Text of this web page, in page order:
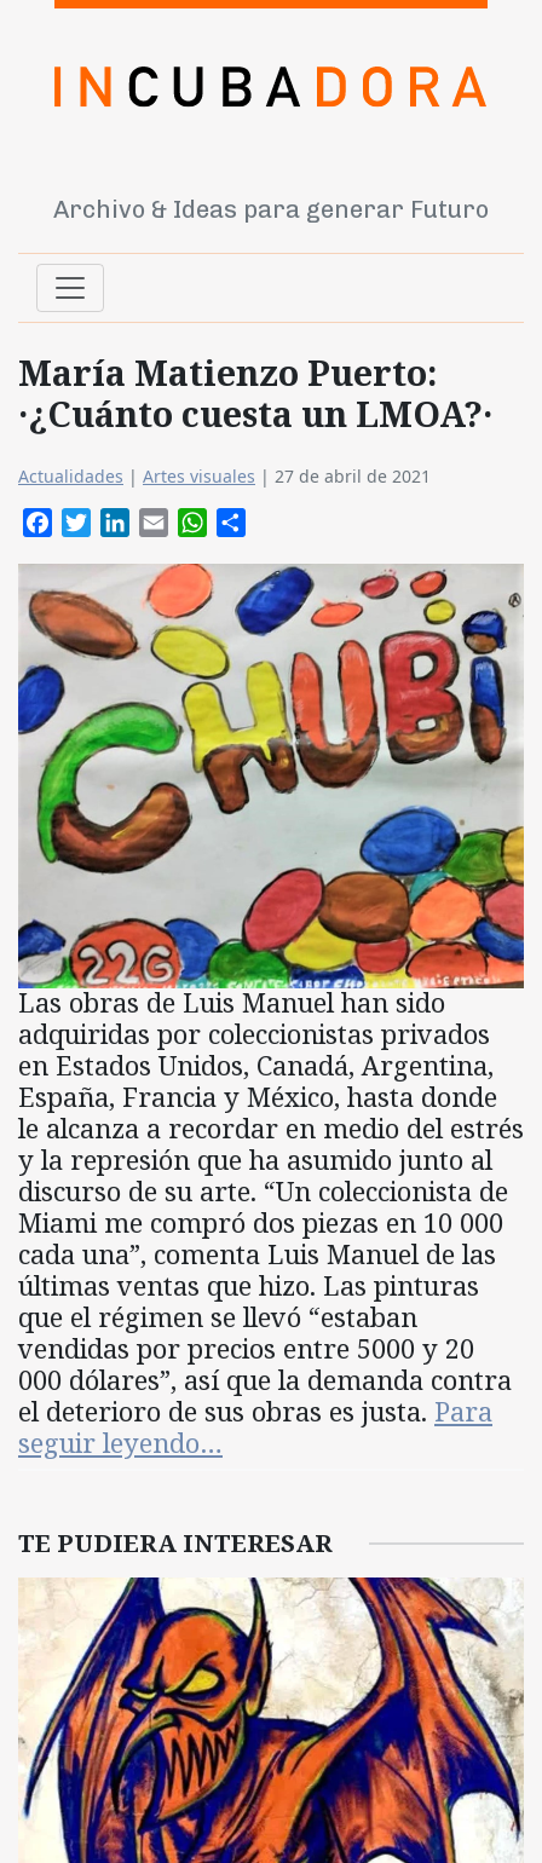
Archivo & Ideas para generar Futuro
María Matienzo Puerto:
·¿Cuánto cuesta un LMOA?·
Actualidades | Artes visuales | 27 de abril de 2021
FacebookTwitterLinkedIn
Email WhatsApp
Las obras de Luis Manuel han sido
adquiridas por coleccionistas privados
en Estados Unidos, Canadá, Argentina,
España, Francia y México, hasta donde
le alcanza a recordar en medio del estrés
y la represión que ha asumido junto al
discurso de su arte. “Un coleccionista de
Miami me compró dos piezas en 10 000
cada una”, comenta Luis Manuel de las
últimas ventas que hizo. Las pinturas
que el régimen se llevó “estaban
vendidas por precios entre 5000 y 20
000 dólares”, así que la demanda contra
el deterioro de sus obras es justa. Para
seguir leyendo…
TE PUDIERA INTERESAR